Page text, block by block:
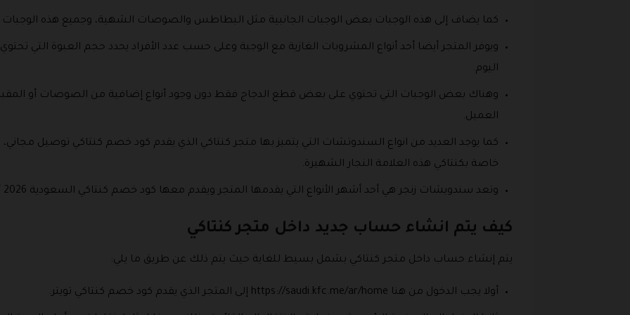
كما يضاف إلى هذه الوجبات بعض الوجبات الجانبية مثل البطاطس والصوصات الشهية، وجميع هذه الوجبات
ويوفر المتجر أيضا أحد أنواع المشروبات الغازية مع الوجبة وعلى حسب عدد الأفراد يحدد حجم العبوة التي
اليوم.
وهناك بعض الوجبات التي تحتوي على بعض قطع الدجاج فقط دون وجود أنواع إضافية من الصوصات أو
العميل.
كما يوجد العديد من انواع السندوتشات التي يتميز بها متجر كنتاكي الذي يقدم كود خصم كنتاكي توصيل
خاصة بكنتاكي هذه العلامة النجار الشهيرة.
وتعد سندويشات زنجر هي أحد أشهر الأنواع التي يقدمها المتجر ويقدم معها كود خصم كنتاكي السعودية 2026 أيضا.
كيف يتم انشاء حساب جديد داخل متجر كنتاكي
يتم إنشاء حساب داخل متجر كنتاكي بشمل بسيط للغاية حيث يتم ذلك عن طريق ما يلي:
أولا يجب الدخول من هنا https://saudi.kfc.me/ar/home إلى المتجر الذي يقدم كود خصم كنتاكي تويتر.